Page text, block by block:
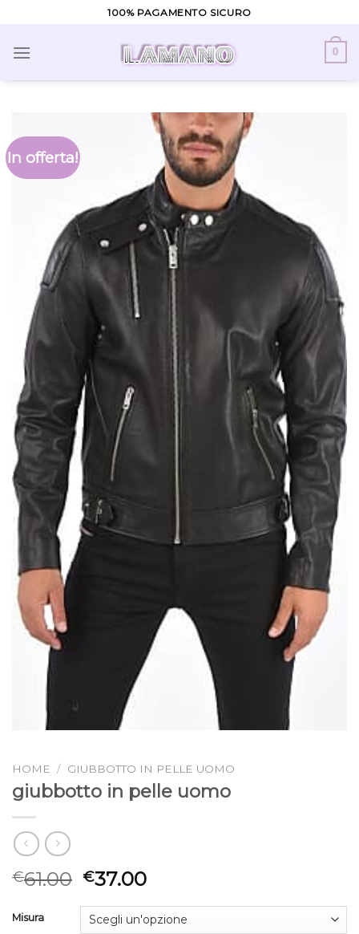
content
100% PAGAMENTO SICURO
0
In offerta!
HOME / GIUBBOTTO IN PELLE UOMO
giubbotto in pelle uomo
€61.00 €37.00
Misura